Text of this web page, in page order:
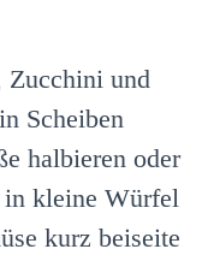
Zucchini und
Scheiben
halbieren oder
in kleine Würfel
kurz beiseite